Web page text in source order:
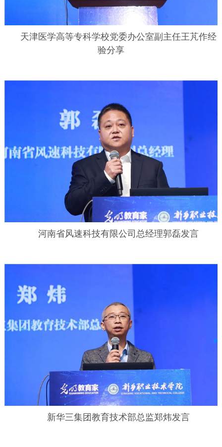
天津医学高等专科学校党委办公室副主任王芃作经
验分享
河南省风速科技有限公司总经理郭磊发言
新华三集团教育技术部总监郑炜发言